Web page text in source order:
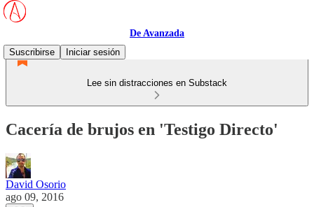
De Avanzada
Suscribirse
Iniciar sesión
Lee sin distracciones en Substack
Cacería de brujos en 'Testigo Directo'
David Osorio
ago 09, 2016